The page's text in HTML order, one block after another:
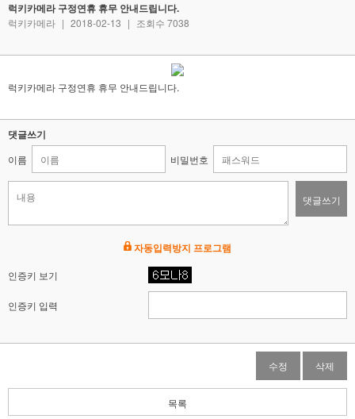
럭키카메라 구정연휴 휴무 안내드립니다.
럭키카메라 | 2018-02-13 | 조회수 7038
럭키카메라 구정연휴 휴무 안내드립니다.
댓글쓰기
이름 비밀번호
댓글쓰기
자동입력방지 프로그램
인증키 보기
인증키 입력
수정 삭제
목록